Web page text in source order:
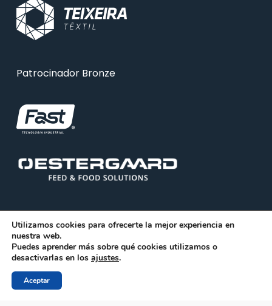
Patrocinador Bronze
© 2026 ABRA. Associação Brasileira de Reciclagem
facebook
linkedinyoutube
Utilizamos cookies para ofrecerte la mejor experiencia en
nuestra web.
Puedes aprender más sobre qué cookies utilizamos o
desactivarlas en los ajustes.
Aceptar